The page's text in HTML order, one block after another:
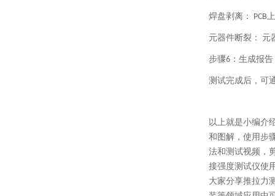
焊盘剥离： PCB
元器件断裂： 元
步骤6：生成报告
测试完成后，可
以上就是小编介
和图解，使用步
法和测试视频，
接强度测试仪使
大家分享推拉力